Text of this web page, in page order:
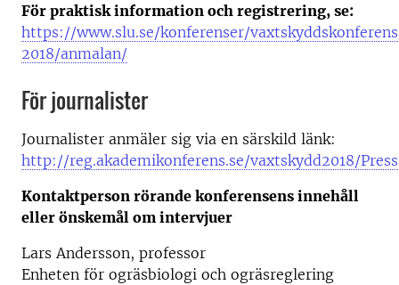
För praktisk information och registrering, se:
https://www.slu.se/konferenser/
2018/anmalan/
För journalister
Journalister anmäler sig via en särskild länk:
http://reg.akademikonferens.se/vaxtskydd2018/Press
Kontaktperson rörande konferensens innehåll
eller önskemål om intervjuer
Lars Andersson, professor
Enheten för ogräsbiologi och ogräsreglering